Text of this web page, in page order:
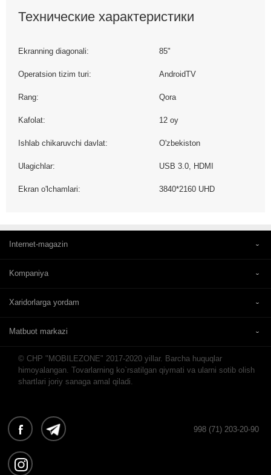
Технические характеристики
Ekranning diagonali: 85"
Operatsion tizim turi: AndroidTV
Rang: Qora
Kafolat: 12 oy
Ishlab chikaruvchi davlat: O'zbekiston
Ulagichlar: USB 3.0, HDMI
Ekran o'lchamlari: 3840*2160 UHD
Internet-magazin
Kompaniya
Xaridorlarga yordam
Matbuot markazi
© CHP "MOBILEZONE" 2017-2020 yillar. Barcha huquqlar
himoyalangan. Tovarlarning ko`rsatilgan qiymati va ularni sotib olish
shartlari joriy sanaga amal qiladi.
998 (71) 203-20-90